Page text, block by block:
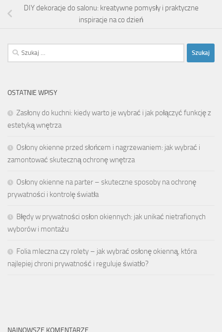
DIY dekoracje do salonu: kreatywne pomysły i praktyczne
inspiracje na co dzień
Szukaj:
OSTATNIE WPISY
Zasłony do kuchni: kiedy warto je wybrać i jak połączyć funkcję z
estetyką wnętrza
Osłony okienne przed słońcem i nagrzewaniem: jak wybrać i
zamontować skuteczną ochronę wnętrza
Osłony okienne na parter – skuteczne sposoby na ochronę
prywatności i kontrolę światła
Błędy w prywatności osłon okiennych: jak unikać nietrafionych
wyborów i montażu
Folia mleczna czy rolety – jak wybrać osłonę okienną, która
najlepiej chroni prywatność i reguluje światło?
NAJNOWSZE KOMENTARZE